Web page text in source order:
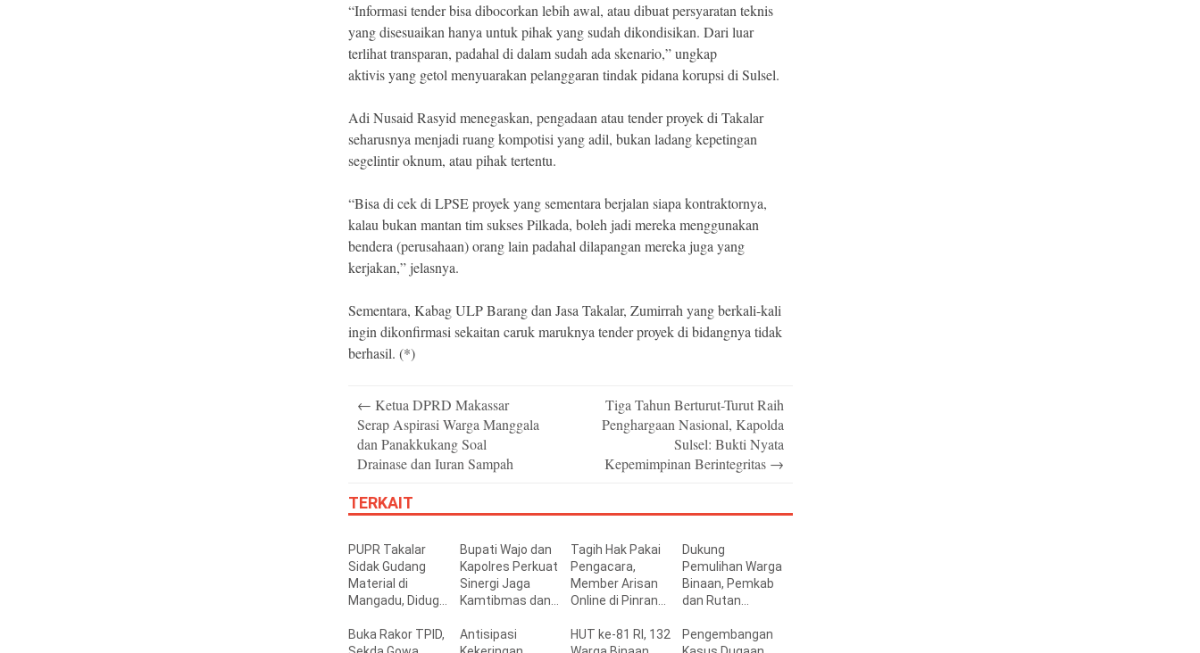
“Informasi tender bisa dibocorkan lebih awal, atau dibuat persyaratan teknis
yang disesuaikan hanya untuk pihak yang sudah dikondisikan. Dari luar
terlihat transparan, padahal di dalam sudah ada skenario,” ungkap
aktivis yang getol menyuarakan pelanggaran tindak pidana korupsi di Sulsel.
Adi Nusaid Rasyid menegaskan, pengadaan atau tender proyek di Takalar
seharusnya menjadi ruang kompotisi yang adil, bukan ladang kepetingan
segelintir oknum, atau pihak tertentu.
“Bisa di cek di LPSE proyek yang sementara berjalan siapa kontraktornya,
kalau bukan mantan tim sukses Pilkada, boleh jadi mereka menggunakan
bendera (perusahaan) orang lain padahal dilapangan mereka juga yang
kerjakan,” jelasnya.
Sementara, Kabag ULP Barang dan Jasa Takalar, Zumirrah yang berkali-kali
ingin dikonfirmasi sekaitan caruk maruknya tender proyek di bidangnya tidak
berhasil. (*)
navigation
← Ketua DPRD Makassar
Serap Aspirasi Warga Manggala
dan Panakkukang Soal
Drainase dan Iuran Sampah
Tiga Tahun Berturut-Turut Raih
Penghargaan Nasional, Kapolda
Sulsel: Bukti Nyata
Kepemimpinan Berintegritas →
TERKAIT
PUPR Takalar
Sidak Gudang
Material di
Mangadu, Diduga
Bupati Wajo dan
Kapolres Perkuat
Sinergi Jaga
Kamtibmas dan
Pembangunan
Tagih Hak Pakai
Pengacara,
Member Arisan
Online di Pinrang
Owner
Dukung
Pemulihan Warga
Binaan, Pemkab
dan Rutan
Sinergi
Buka Rakor TPID,
Antisipasi
HUT ke-81 RI, 132
Pengembangan